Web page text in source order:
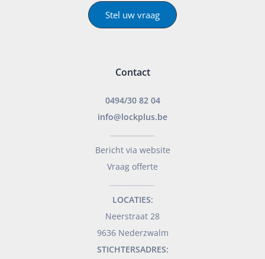
Stel uw vraag
Contact
0494/30 82 04
info@lockplus.be
Bericht via website
Vraag offerte
LOCATIES:
Neerstraat 28
9636 Nederzwalm
STICHTERSADRES: